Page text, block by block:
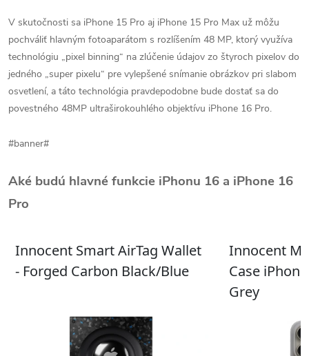
V skutočnosti sa iPhone 15 Pro aj iPhone 15 Pro Max už môžu
pochváliť hlavným fotoaparátom s rozlíšením 48 MP, ktorý využíva
technológiu „pixel binning“ na zlúčenie údajov zo štyroch pixelov do
jedného „super pixelu“ pre vylepšené snímanie obrázkov pri slabom
osvetlení, a táto technológia pravdepodobne bude dostať sa do
povestného 48MP ultraširokouhlého objektívu iPhone 16 Pro.
#banner#
Aké budú hlavné funkcie iPhonu 16 a iPhone 16
Pro